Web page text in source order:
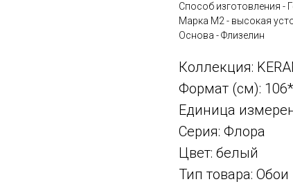
Способ изготовления -
Марка М2 - высокая
Основа - Флизелин
Коллекция:
Формат (см):
Единица
Серия: Флора
Цвет: белый
Тип товара: Обои